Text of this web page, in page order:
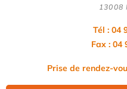
13008
Tél : 04
Fax : 04
Prise de rendez-